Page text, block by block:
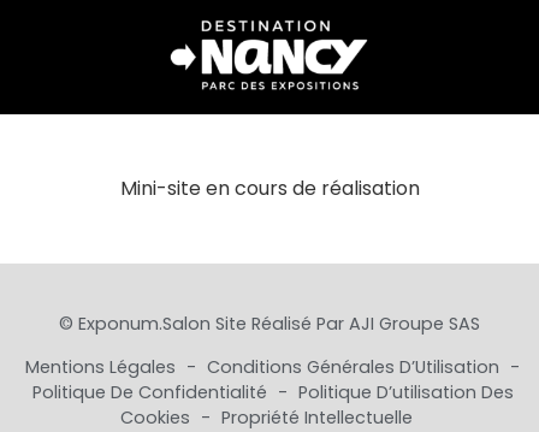
Mini-site en cours de réalisation
© Exponum.salon Site Réalisé Par AJI Groupe SAS
Mentions Légales - Conditions Générales D’Utilisation -
Politique De Confidentialité - Politique D’utilisation Des
Cookies - Propriété Intellectuelle